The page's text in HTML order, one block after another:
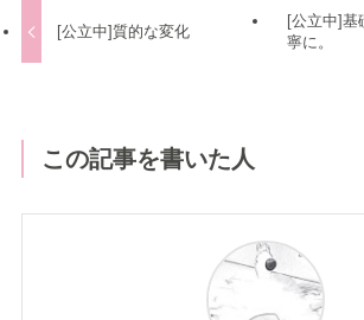
[公立中]質的な変化
[公立中]基
寧に。
この記事を書いた人